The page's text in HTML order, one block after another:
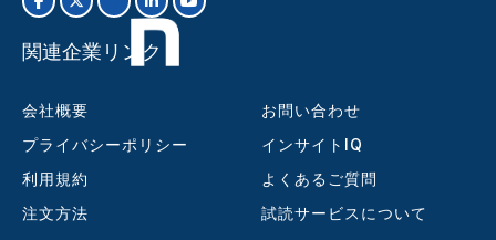
関連企業リンク
会社概要
プライバシーポリシー
利用規約
注文方法
お問い合わせ
インサイトIQ
よくあるご質問
試読サービスについて